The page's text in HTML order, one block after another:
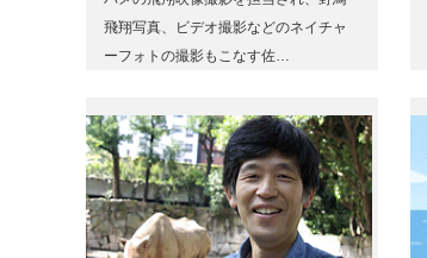
飛翔写真、ビデオ撮影などのネイチャ
ーフォトの撮影もこなす佐…